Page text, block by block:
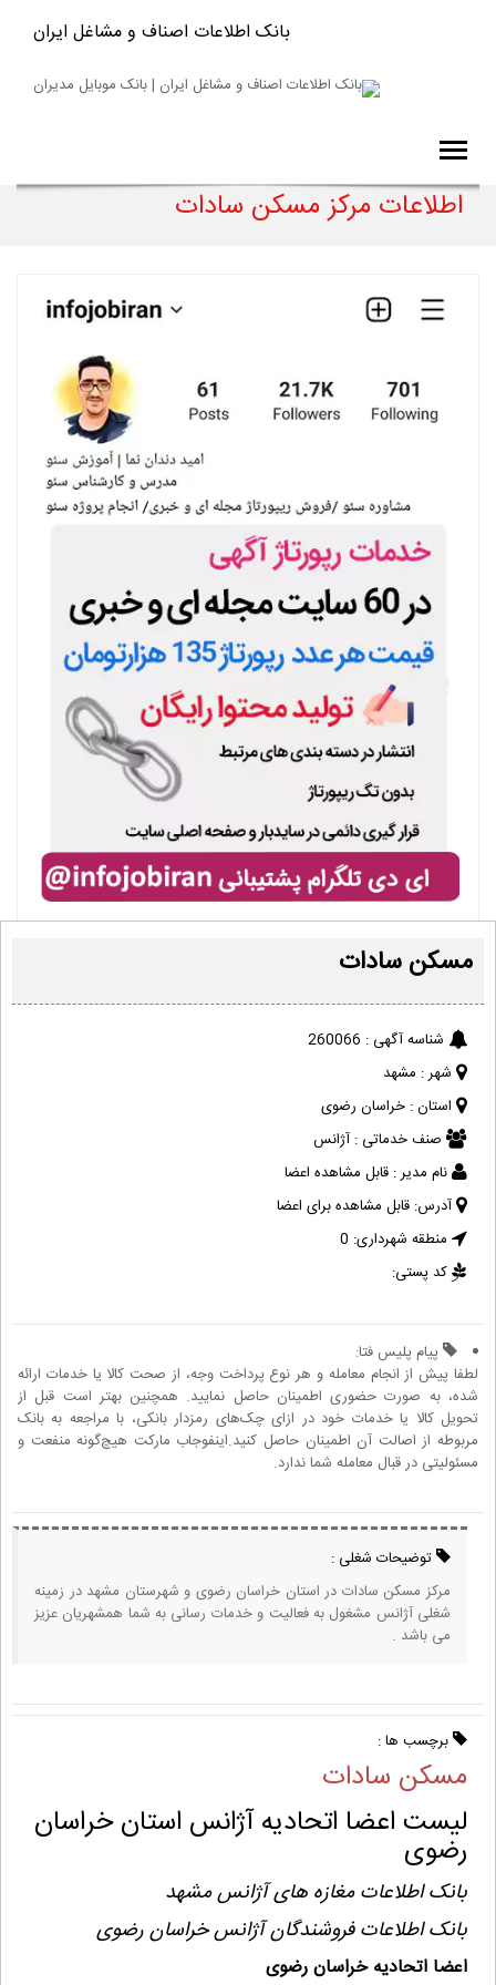
بانک اطلاعات اصناف و مشاغل ایران
اطلاعات مرکز مسکن سادات
مسکن سادات
شناسه آگهی : 260066
شهر : مشهد
استان : خراسان رضوی
صنف خدماتی : آژانس
نام مدیر : قابل مشاهده اعضا
آدرس: قابل مشاهده برای اعضا
منطقه شهرداری: 0
کد پستی:
پیام پلیس فتا:
لطفا پیش از انجام معامله و هر نوع پرداخت وجه، از صحت کالا یا خدمات ارائه
شده، به صورت حضوری اطمینان حاصل نمایید. همچنین بهتر است قبل از
تحویل کالا یا خدمات خود در ازای چک‌های رمزدار بانکی، با مراجعه به بانک
مربوطه از اصالت آن اطمینان حاصل کنید.اینفوجاب مارکت هیچ‌گونه منفعت و
مسئولیتی در قبال معامله شما ندارد.
توضیحات شغلی :
مرکز مسکن سادات در استان خراسان رضوی و شهرستان مشهد در زمینه
شغلی آژانس مشغول به فعالیت و خدمات رسانی به شما همشهریان عزیز
می باشد .
برچسب ها :
مسکن سادات
لیست اعضا اتحادیه آژانس استان خراسان
رضوی
بانک اطلاعات مغازه های آژانس مشهد
بانک اطلاعات فروشندگان آژانس خراسان رضوی
اعضا اتحادیه خراسان رضوی